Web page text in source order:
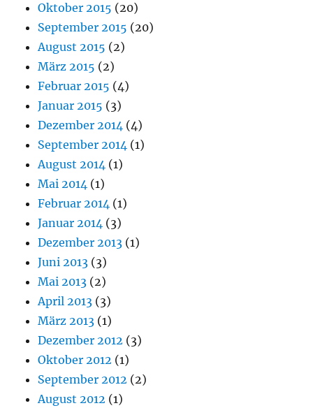
Oktober 2015 (20)
September 2015 (20)
August 2015 (2)
März 2015 (2)
Februar 2015 (4)
Januar 2015 (3)
Dezember 2014 (4)
September 2014 (1)
August 2014 (1)
Mai 2014 (1)
Februar 2014 (1)
Januar 2014 (3)
Dezember 2013 (1)
Juni 2013 (3)
Mai 2013 (2)
April 2013 (3)
März 2013 (1)
Dezember 2012 (3)
Oktober 2012 (1)
September 2012 (2)
August 2012 (1)